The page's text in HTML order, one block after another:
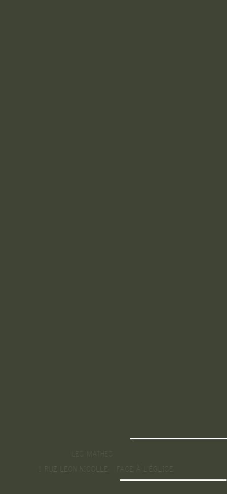
LES MATHES
1 RUE LEON NICOLLE - FACE À L'ÉGLISE